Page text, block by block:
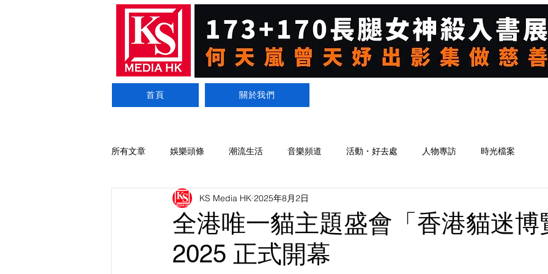
首頁 關於我們
所有文章 娛樂頭條 潮流生活 音樂頻道 活動・好去處 人物專訪 時光檔案
全港唯一貓主題盛會「香港貓迷博
2025 正式開幕
KS Media HK 2025年8月2日